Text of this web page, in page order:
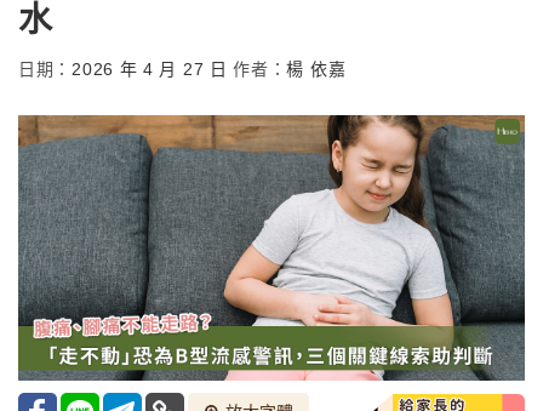
水
日期： 2026 年 4 月 27 日 作者：楊 依嘉